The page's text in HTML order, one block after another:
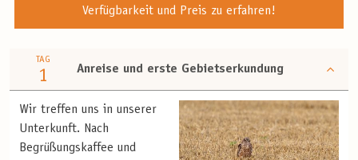
Verfügbarkeit und Preis zu erfahren!
TAG
1 Anreise und erste Gebietserkundung
Wir treffen uns in unserer
Unterkunft. Nach
Begrüßungskaffee und